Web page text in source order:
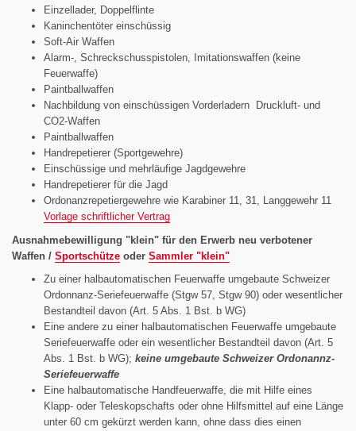
Einzellader, Doppelflinte
Kaninchentöter einschüssig
Soft-Air Waffen
Alarm-, Schreckschusspistolen, Imitationswaffen (keine
Feuerwaffe)
Paintballwaffen
Nachbildung von einschüssigen Vorderladern Druckluft- und
CO2-Waffen
Paintballwaffen
Handrepetierer (Sportgewehre)
Einschüssige und mehrläufige Jagdgewehre
Handrepetierer für die Jagd
Ordonanzrepetiergewehre wie Karabiner 11, 31, Langgewehr 11
Vorlage schriftlicher Vertrag
Ausnahmebewilligung "klein" für den Erwerb neu verbotener
Waffen / Sportschütze oder Sammler "klein"
Zu einer halbautomatischen Feuerwaffe umgebaute Schweizer
Ordonnanz-Seriefeuerwaffe (Stgw 57, Stgw 90) oder wesentlicher
Bestandteil davon (Art. 5 Abs. 1 Bst. b WG)
Eine andere zu einer halbautomatischen Feuerwaffe umgebaute
Seriefeuerwaffe oder ein wesentlicher Bestandteil davon (Art. 5
Abs. 1 Bst. b WG); keine umgebaute Schweizer Ordonannz-
Seriefeuerwaffe
Eine halbautomatische Handfeuerwaffe, die mit Hilfe eines
Klapp- oder Teleskopschafts oder ohne Hilfsmittel auf eine Länge
unter 60 cm gekürzt werden kann, ohne dass dies einen